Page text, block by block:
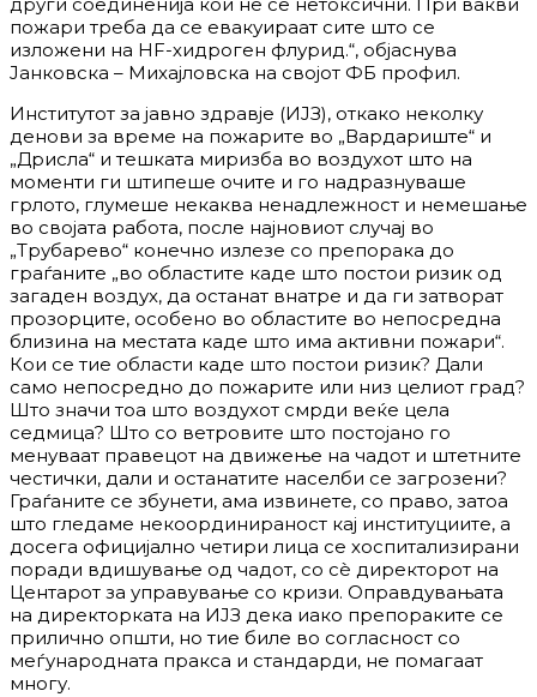
други соединенија кои не се нетоксични. При вакви
пожари треба да се евакуираат сите што се
изложени на HF-хидроген флурид.“, објаснува
Јанковска – Михајловска на својот ФБ профил.
Институтот за јавно здравје (ИЈЗ), откако неколку
денови за време на пожарите во „Вардариште“ и
„Дрисла“ и тешката миризба во воздухот што на
моменти ги штипеше очите и го надразнуваше
грлото, глумеше некаква ненадлежност и немешање
во својата работа, после најновиот случај во
„Трубарево“ конечно излезе со препорака до
граѓаните „во областите каде што постои ризик од
загаден воздух, да останат внатре и да ги затворат
прозорците, особено во областите во непосредна
близина на местата каде што има активни пожари“.
Кои се тие области каде што постои ризик? Дали
само непосредно до пожарите или низ целиот град?
Што значи тоа што воздухот смрди веќе цела
седмица? Што со ветровите што постојано го
менуваат правецот на движење на чадот и штетните
честички, дали и останатите населби се загрозени?
Граѓаните се збунети, ама извинете, со право, затоа
што гледаме некоординираност кај институциите, а
досега официјално четири лица се хоспитализирани
поради вдишување од чадот, со сѐ директорот на
Центарот за управување со кризи. Оправдувањата
на директорката на ИЈЗ дека иако препораките се
прилично општи, но тие биле во согласност со
меѓународната пракса и стандарди, не помагаат
многу.